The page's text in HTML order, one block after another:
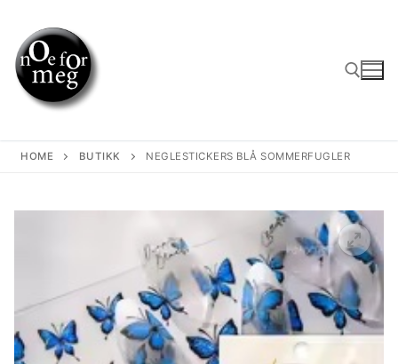
content
HOME BUTIKK NEGLESTICKERS BLÅ SOMMERFUGLER
🔍